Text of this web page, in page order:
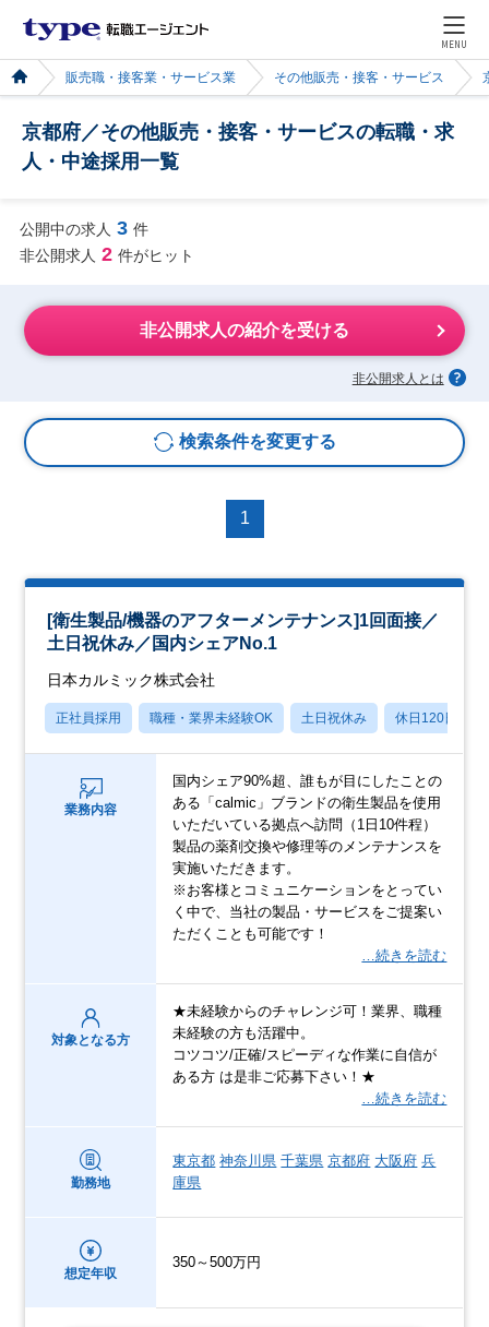
MENU
販売職・接客業・サービス業 その他販売・接客・サービス
京都府／その他販売・接客・サービスの転職・求
人・中途採用一覧
公開中の求人 3 件
非公開求人 2 件がヒット
非公開求人の紹介を受ける
非公開求人とは
検索条件を変更する
1
[衛生製品/機器のアフターメンテナンス]1回面接／
土日祝休み／国内シェアNo.1
日本カルミック株式会社
正社員採用 職種・業界未経験OK 土日祝休み 休日120日以上
業務内容
国内シェア90%超、誰もが目にしたことの
ある「calmic」ブランドの衛生製品を使用
いただいている拠点へ訪問（1日10件程）
製品の薬剤交換や修理等のメンテナンスを
実施いただきます。
※お客様とコミュニケーションをとってい
く中で、当社の製品・サービスをご提案い
ただくことも可能です！
…続きを読む
対象となる方
★未経験からのチャレンジ可！業界、職種
未経験の方も活躍中。
コツコツ/正確/スピーディな作業に自信が
ある方 は是非ご応募下さい！★
…続きを読む
勤務地
東京都 神奈川県 千葉県 京都府 大阪府 兵
庫県
想定年収
350～500万円